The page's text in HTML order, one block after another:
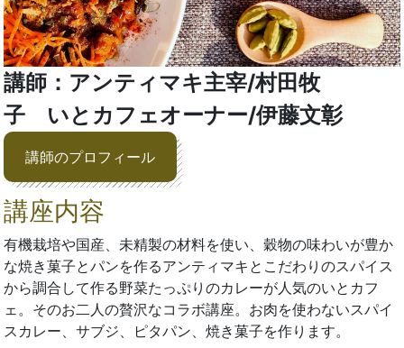
講師：アンティマキ主宰/村田牧
子 いとカフェオーナー/伊藤文彰
講師のプロフィール
講座内容
有機栽培や国産、未精製の材料を使い、穀物の味わいが豊か
な焼き菓子とパンを作るアンティマキとこだわりのスパイス
から調合して作る野菜たっぷりのカレーが人気のいとカフ
ェ。そのお二人の贅沢なコラボ講座。お肉を使わないスパイ
スカレー、サブジ、ピタパン、焼き菓子を作ります。